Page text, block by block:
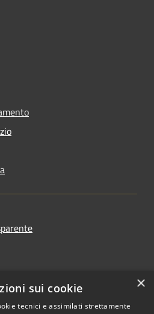
×
sui cookie
tecnici e assimilati strettamente